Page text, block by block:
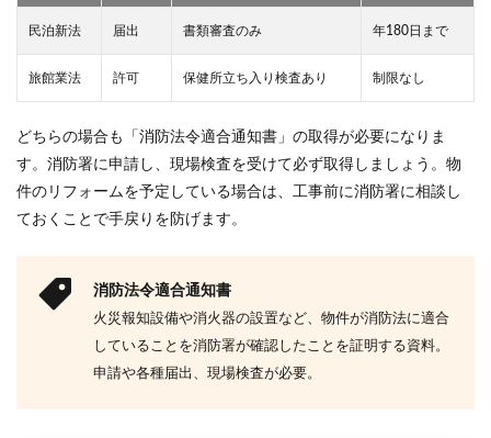
続き
4.3
レビ
ュー
によ
る予
約の
④近
隣住
民泊新法 届出 書類審査のみ 年180日まで
旅館業法 許可 保健所立ち入り検査あり 制限なし
どちらの場合も「消防法令適合通知書」の取得が必要になりま
す。消防署に申請し、現場検査を受けて必ず取得しましょう。物
件のリフォームを予定している場合は、工事前に消防署に相談し
ておくことで手戻りを防げます。
消防法令適合通知書
火災報知設備や消火器の設置など、物件が消防法に適合
していることを消防署が確認したことを証明する資料。
申請や各種届出、現場検査が必要。